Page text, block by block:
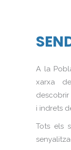
A la
xarxa
i indrets
Tots els